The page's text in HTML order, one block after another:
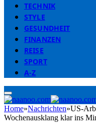
TECHNIK
STYLE
GESUNDHEIT
FINANZEN
REISE
SPORT
A-Z
Home»Nachrichten»US-
Wochenausklang klar ins